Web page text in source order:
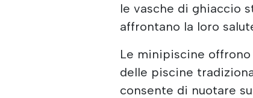
le vasche di ghiaccio
affrontano la loro
Le minipiscine
delle piscine
consente di nuotare